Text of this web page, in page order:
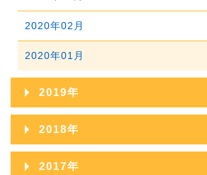
2020年02月
2020年01月
2019年
2019年12月
2019年11月
2018年
2018年12月
2017年